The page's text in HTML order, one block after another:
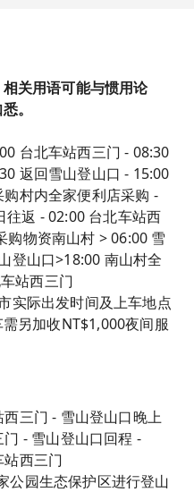
关用语可能与惯用论
。
台北车站西三门 - 08:30
返回雪山登山口 - 15:00
村内全家便利店采购 -
往返 - 02:00 台北车站西
购物资南山村 > 06:00 雪
登山口>18:00 南山村全
站西三门
实际出发时间及上车地点
另加收NT$1,000夜间服
三门 - 雪山登山口晚上
- 雪山登山口回程 -
西三门
公园生态保护区进行登山